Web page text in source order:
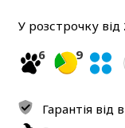
У розстрочку від
6
9
Гарантія від